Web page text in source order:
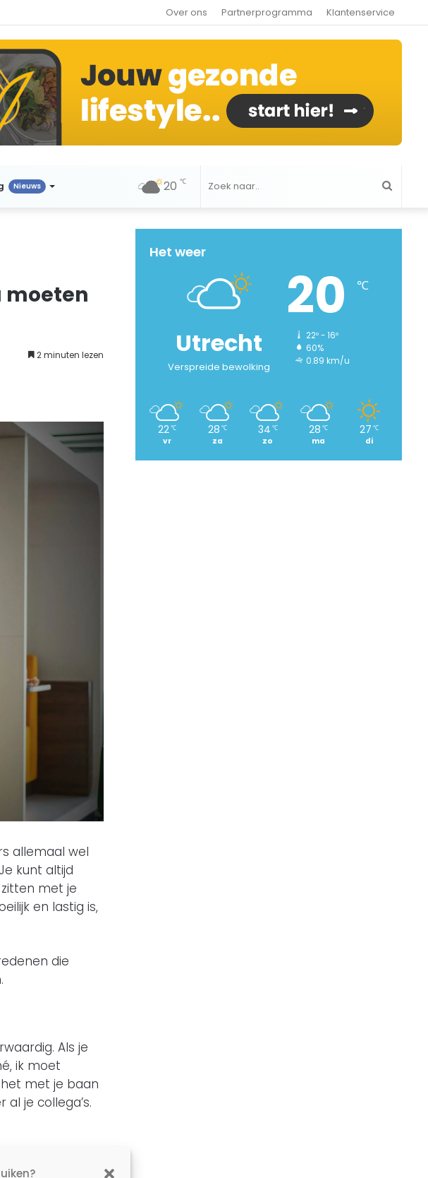
Over ons Partnerprogramma Klantenservice
Nieuws
naar..
20 ℃
moeten
2 minuten lezen
allemaal wel
kunt altijd
met je
en lastig is,
die
Als je
ik moet
met je baan
je collega’s.
Het weer
Utrecht
Verspreide bewolking
20 ℃
22º - 16º
60%
0.89 km/u
22℃
vr
28 ℃
za
34 ℃
zo
28 ℃
ma
27 ℃
di